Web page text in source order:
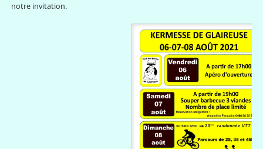
notre invitation.